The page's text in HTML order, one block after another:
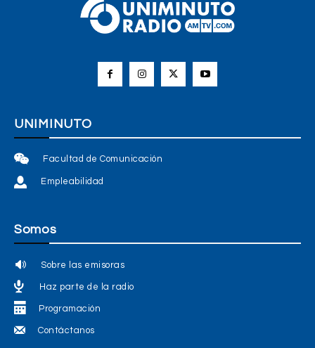
UNIMINUTO
Facultad de Comunicación
Empleabilidad
Somos
Sobre las emisoras
Haz parte de la radio
Programación
Contáctanos